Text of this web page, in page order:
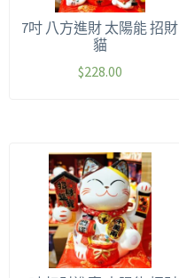
7吋 八方進財 太陽能 招財
貓
$228.00